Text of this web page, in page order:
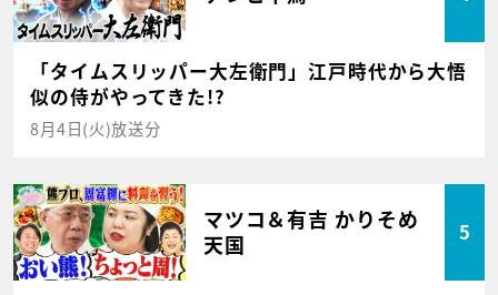
「タイムスリッパー大左衛門」江戸時代から大悟
似の侍がやってきた!?
8月4日(火)放送分
マツコ＆有吉 かりそめ
天国
5